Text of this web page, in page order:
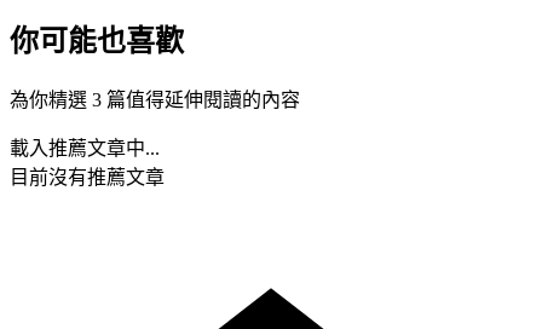
你可能也喜歡
為你精選 3 篇值得延伸閱讀的內容
載入推薦文章中...
目前沒有推薦文章